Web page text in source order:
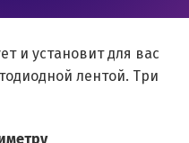
и установит для вас
лентой. Три